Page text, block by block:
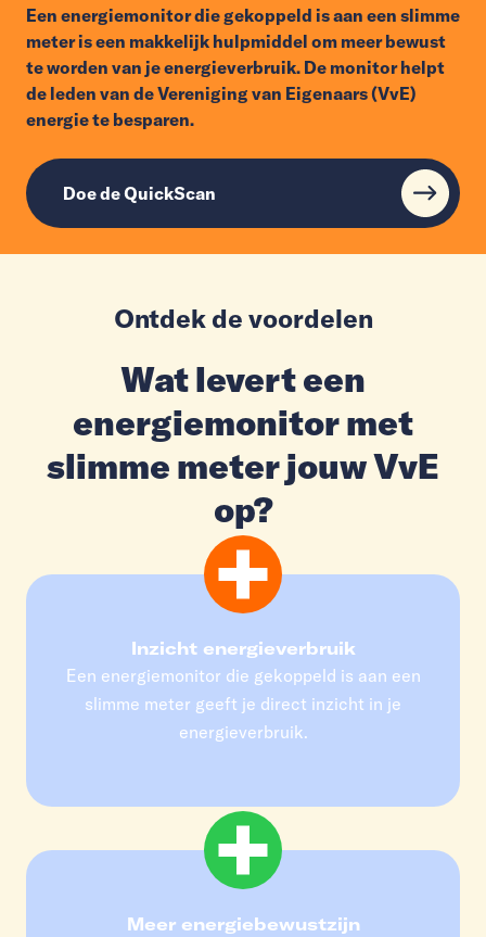
Een energiemonitor die gekoppeld is aan een slimme
meter is een makkelijk hulpmiddel om meer bewust
te worden van je energieverbruik. De monitor helpt
de leden van de Vereniging van Eigenaars (VvE)
energie te besparen.
Doe de QuickScan
Ontdek de voordelen
Wat levert een
energiemonitor met
slimme meter jouw VvE
op?
Inzicht energieverbruik
Een energiemonitor die gekoppeld is aan een
slimme meter geeft je direct inzicht in je
energieverbruik.
Meer energiebewustzijn